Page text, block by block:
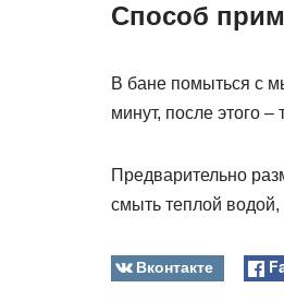
Способ
В бане помыться с
минут, после этого
Предварительно
смыть теплой водой,
Вконтакте